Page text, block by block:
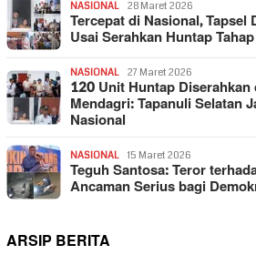
NASIONAL 28 Maret 2026
Tercepat di Nasional, Tapsel
Usai Serahkan Huntap
NASIONAL 27 Maret 2026
120 Unit Huntap Diserahkan
Mendagri: Tapanuli Selatan
Nasional
NASIONAL 15 Maret 2026
Teguh Santosa: Teror
Ancaman Serius bagi
ARSIP BERITA